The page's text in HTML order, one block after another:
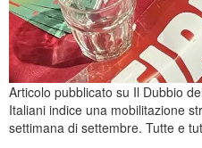
Articolo pubblicato su Il Dubbio
Italiani indice una mobilitazione
settimana di settembre. Tutte e